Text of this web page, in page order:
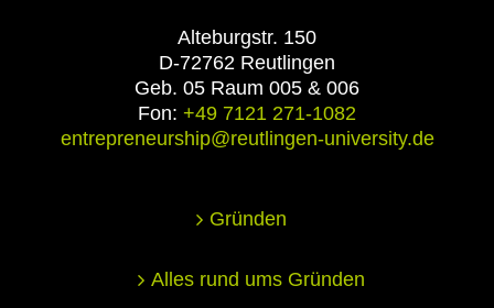
Alteburgstr. 150
D-72762 Reutlingen
Geb. 05 Raum 005 & 006
Fon: +49 7121 271-1082
entrepreneurship@reutlingen-university.de
Gründen
Alles rund ums Gründen